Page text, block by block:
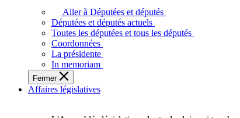
députées
députés
vous
représentent
sein
de
l'Assemblée
Aller à Députées et députés
Députées et députés actuels
Toutes les députées et tous les députés
Coordonnées
La présidente
In memoriam
Fermer
Affaires législatives